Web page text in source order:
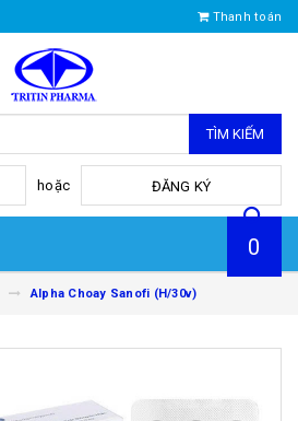
Thanh toán
TÌM KIẾM
hoặc ĐĂNG KÝ
0
Alpha Choay Sanofi (H/30v)